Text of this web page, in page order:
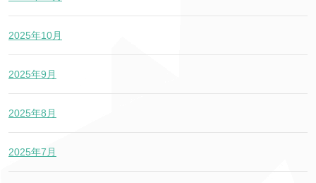
2025年10月
2025年9月
2025年8月
2025年7月